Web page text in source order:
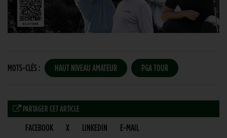
MOTS-CLÉS : HAUT NIVEAU AMATEUR PGA TOUR
PARTAGER CET ARTICLE
FACEBOOK X LINKEDIN E-MAIL